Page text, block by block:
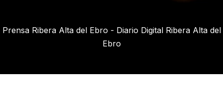
Prensa Ribera Alta del Ebro - Diario Digital Ribera Alta del
Ebro